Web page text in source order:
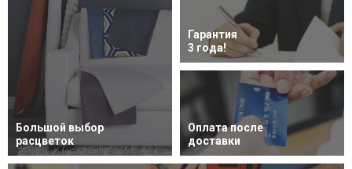
Большой выбор
расцветок
Гарантия
3 года!
Оплата после
доставки